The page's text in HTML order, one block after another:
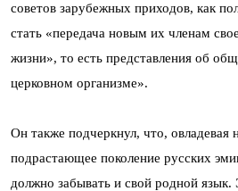
советов зарубежных приходов, как
стать «передача новым их членам
жизни», то есть представления об
церковном организме».
Он также подчеркнул, что, овладевая
подрастающее поколение русских
должно забывать и свой родной язык.